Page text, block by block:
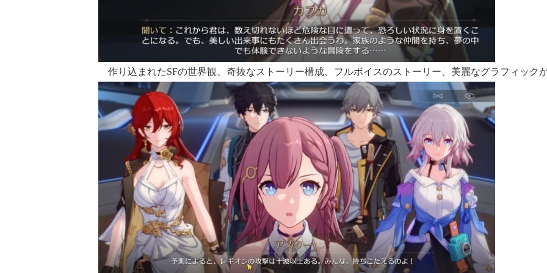
作り込まれたSFの世界観、奇抜なストーリー構成、フルボイスのストーリー、美麗なグラフィックが